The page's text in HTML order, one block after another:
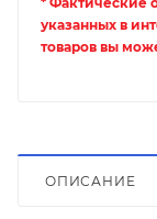
указанных в
товаров вы
ОПИСАНИЕ